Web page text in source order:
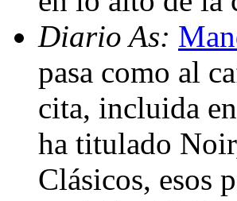
Diario As:
pasa como al
cita, incluida
ha titulado
Clásicos, esos